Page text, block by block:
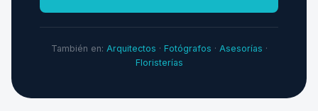
También en: Arquitectos · Fotógrafos · Asesorías ·
Floristerías